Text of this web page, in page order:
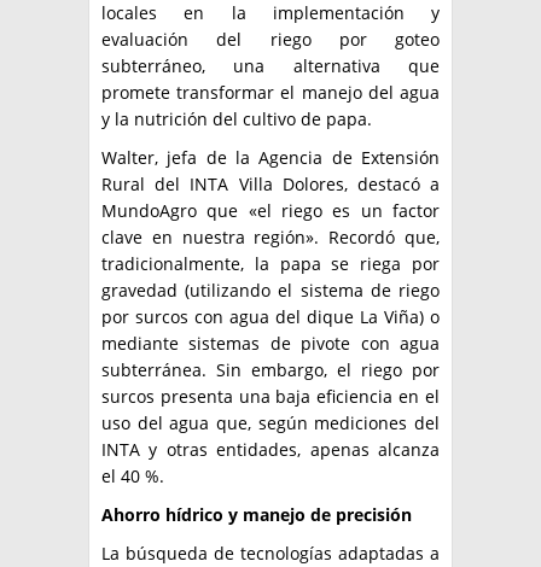
locales en la implementación y
evaluación del riego por goteo
subterráneo, una alternativa que
promete transformar el manejo del agua
y la nutrición del cultivo de papa.
Walter, jefa de la Agencia de Extensión
Rural del INTA Villa Dolores, destacó a
MundoAgro que «el riego es un factor
clave en nuestra región». Recordó que,
tradicionalmente, la papa se riega por
gravedad (utilizando el sistema de riego
por surcos con agua del dique La Viña) o
mediante sistemas de pivote con agua
subterránea. Sin embargo, el riego por
surcos presenta una baja eficiencia en el
uso del agua que, según mediciones del
INTA y otras entidades, apenas alcanza
el 40 %.
Ahorro hídrico y manejo de precisión
La búsqueda de tecnologías adaptadas a